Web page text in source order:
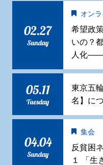
02.27
Sunday
オン
希望政
いの？
人化
05.11
Tuesday
東京五
名】に
04.04
Sunday
集会
反貧困
１ 「生